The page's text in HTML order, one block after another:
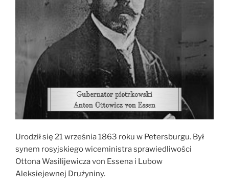
Urodził się 21 września 1863 roku w Petersburgu. Był
synem rosyjskiego wiceministra sprawiedliwości
Ottona Wasilijewicza von Essena i Lubow
Aleksiejewnej Drużyniny.